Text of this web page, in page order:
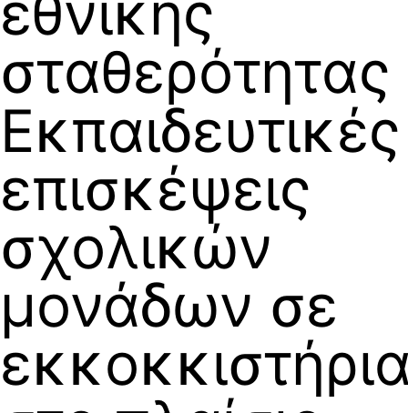
σταθερότητας
Εκπαιδευτικές
επισκέψεις
σχολικών
μονάδων σε